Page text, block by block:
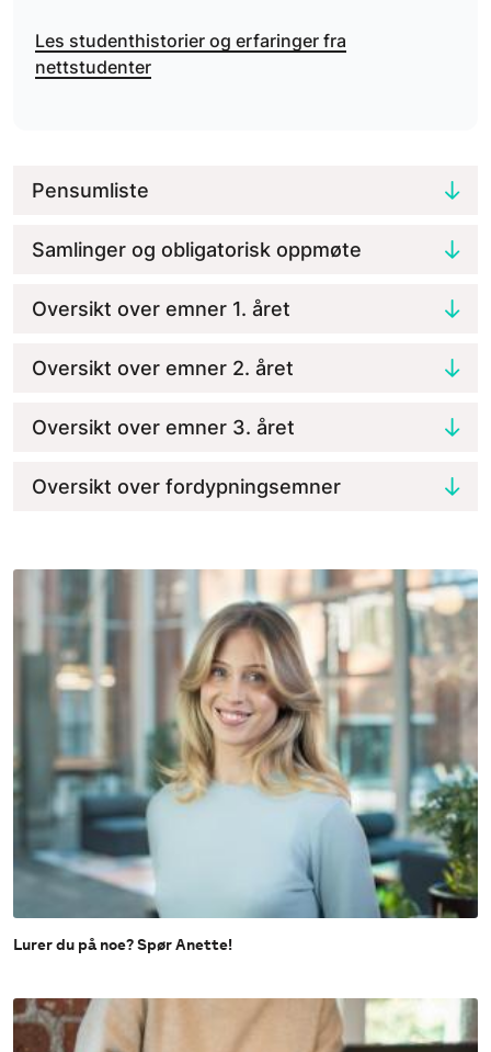
Les studenthistorier og erfaringer fra
nettstudenter
Pensumliste
Samlinger og obligatorisk oppmøte
Oversikt over emner 1. året
Oversikt over emner 2. året
Oversikt over emner 3. året
Oversikt over fordypningsemner
Lurer du på noe? Spør Anette!